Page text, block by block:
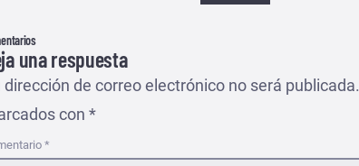
una respuesta
dirección de correo electrónico no será publicada.
con *
*